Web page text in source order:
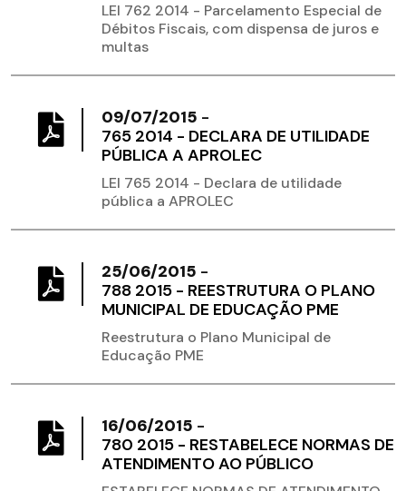
LEI 762 2014 - Parcelamento Especial de
Débitos Fiscais, com dispensa de juros e
multas
09/07/2015 -
765 2014 - DECLARA DE UTILIDADE
PÚBLICA A APROLEC
LEI 765 2014 - Declara de utilidade
pública a APROLEC
25/06/2015 -
788 2015 - REESTRUTURA O PLANO
MUNICIPAL DE EDUCAÇÃO PME
Reestrutura o Plano Municipal de
Educação PME
16/06/2015 -
780 2015 - RESTABELECE NORMAS DE
ATENDIMENTO AO PÚBLICO